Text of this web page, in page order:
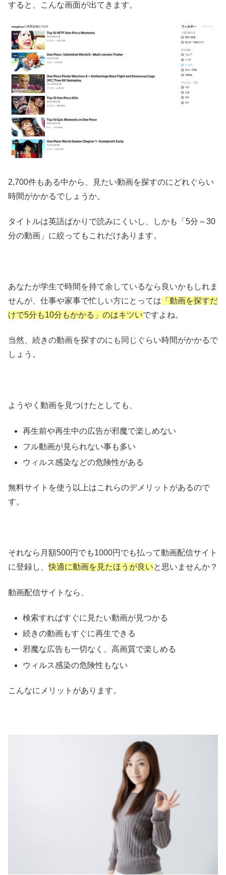
すると、こんな画面が出てきます。
2,700件もある中から、見たい動画を探すのにどれぐらい
時間がかかるでしょうか。
タイトルは英語ばかりで読みにくいし、しかも「5分～30
分の動画」に絞ってもこれだけあります。
あなたが学生で時間を持て余しているなら良いかもしれま
せんが、仕事や家事で忙しい方にとっては 「動画を探すだ
けで5分も10分もかかる」のはキツいですよね。
当然、続きの動画を探すのにも同じぐらい時間がかかるで
しょう。
ようやく動画を見つけたとしても、
再生前や再生中の広告が邪魔で楽しめない
フル動画が見られない事も多い
ウィルス感染などの危険性がある
無料サイトを使う以上はこれらのデメリットがあるので
す。
それなら月額500円でも1000円でも払って動画配信サイト
に登録し、快適に動画を見たほうが良いと思いませんか？
動画配信サイトなら、
検索すればすぐに見たい動画が見つかる
続きの動画もすぐに再生できる
邪魔な広告も一切なく、高画質で楽しめる
ウィルス感染の危険性もない
こんなにメリットがあります。